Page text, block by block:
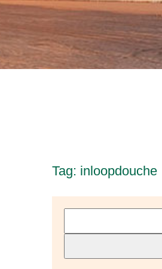
Tag: inloopdouche